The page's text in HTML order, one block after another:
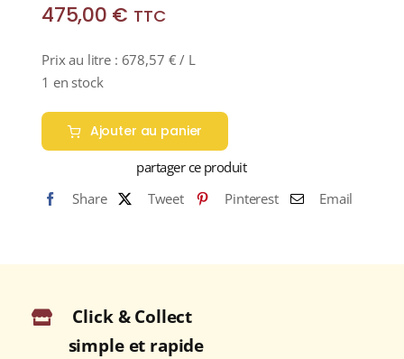
475,00 € TTC
Prix au litre : 678,57 € / L
1 en stock
Ajouter au panier
partager ce produit
Share
Tweet Pinterest Email
Click & Collect
simple et rapide